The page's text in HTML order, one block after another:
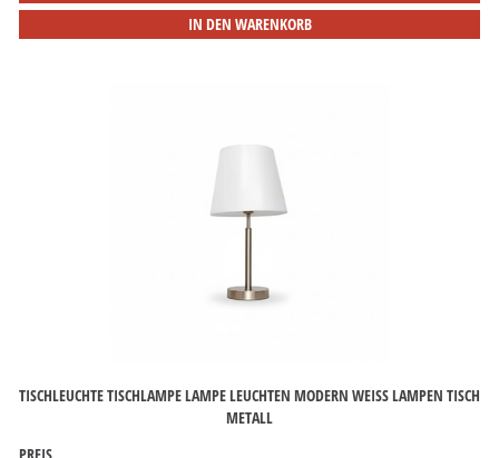
IN DEN WARENKORB
TISCHLEUCHTE TISCHLAMPE LAMPE LEUCHTEN MODERN WEISS LAMPEN TISCH M
ETALL